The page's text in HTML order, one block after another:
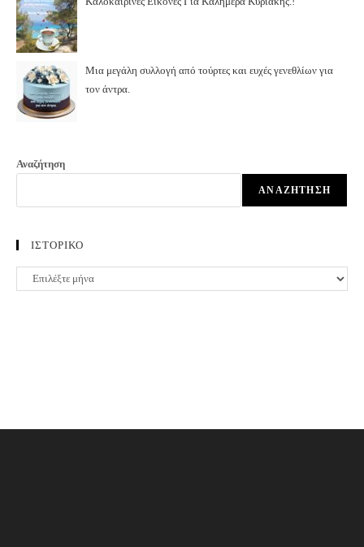
Μια μεγάλη συλλογή από τούρτες και ευχές γενεθλίων για
τον άντρα.
Αναζήτηση
ΑΝΑΖΉΤΗΣΗ
ΙΣΤΟΡΙΚΟ
ΙΣΤΟΡΙΚΟ